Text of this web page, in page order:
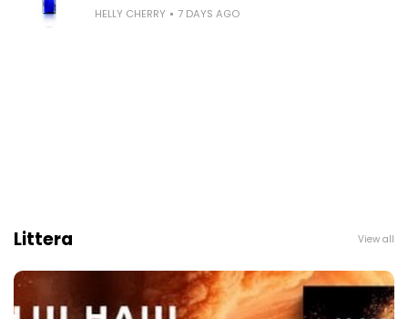
HELLY CHERRY 7 DAYS AGO
Littera View all